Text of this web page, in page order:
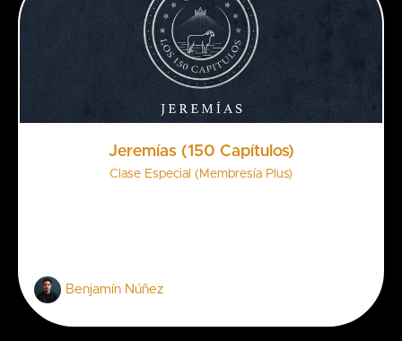
Jeremías (150 Capítulos)
Clase Especial (Membresía Plus)
Benjamín Núñez